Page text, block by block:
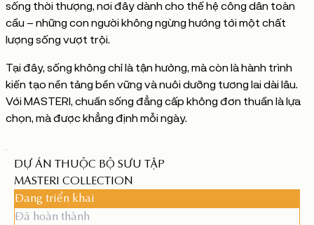
sống thời thượng, nơi đây dành cho thế hệ công dân toàn
cầu – những con người không ngừng hướng tới một chất
lượng sống vượt trội.
Tại đây, sống không chỉ là tận hưởng, mà còn là hành trình
kiến tạo nền tảng bền vững và nuôi dưỡng tương lai dài lâu.
Với MASTERI, chuẩn sống đẳng cấp không đơn thuần là lựa
chọn, mà được khẳng định mỗi ngày.
DỰÁN THUỘC BỘ SƯU TẬP
MASTERI COLLECTION
Đang triển khai
Đã hoàn thành